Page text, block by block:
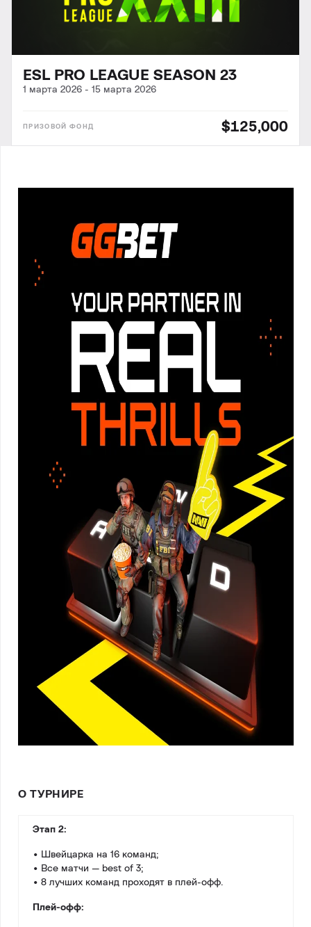
ESL PRO LEAGUE SEASON 23
1 марта 2026 - 15 марта 2026
$125,000
О ТУРНИРЕ
Этап 2:
• Швейцарка на 16 команд;
• Все матчи — best of 3;
• 8 лучших команд проходят в плей-офф.
Плей-офф: